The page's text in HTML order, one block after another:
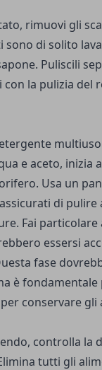
rimuovi gli
sono di solito
Puliscili
la pulizia del
e aceto, inizia
Usa un
di pulire
Fai
essersi
fase
è
conservare gli
controlla la
tutti gli